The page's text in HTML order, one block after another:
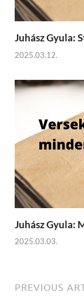
Juhász Gyula:
2025.03.12.
Juhász Gyula:
2025.03.03.
PREVIOUS